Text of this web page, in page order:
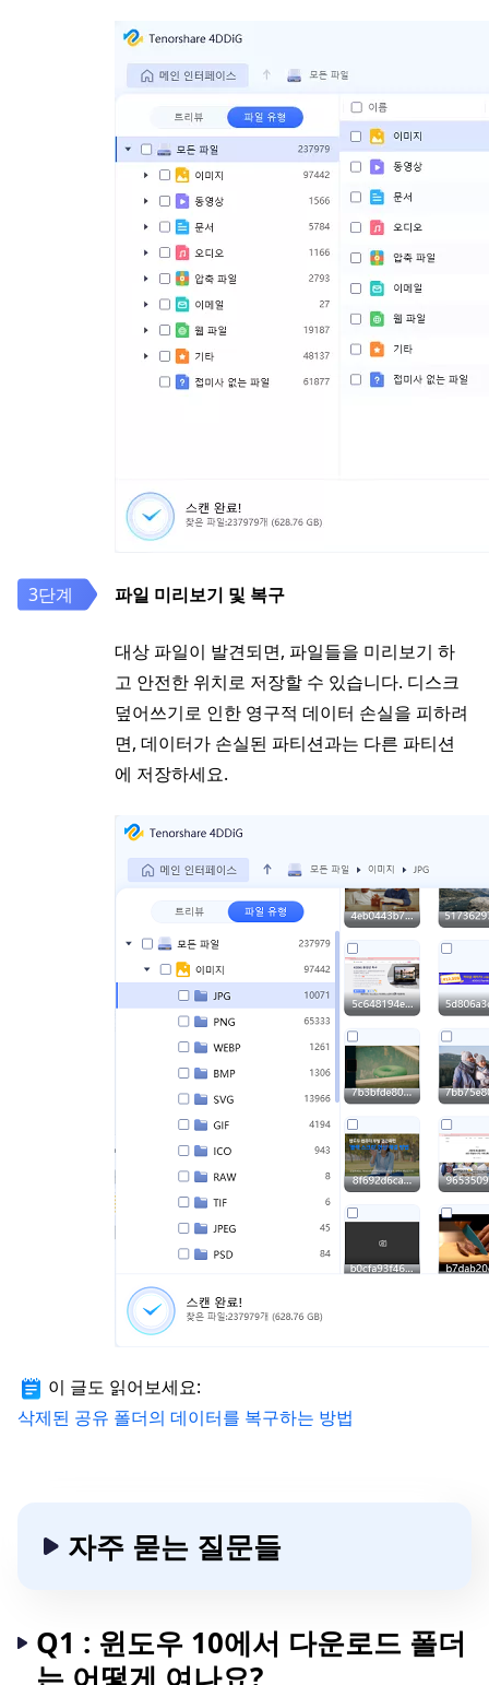
파일 미리보기 및 복구
대상 파일이 발견되면, 파일들을 미리보기 하
고 안전한 위치로 저장할 수 있습니다. 디스크
덮어쓰기로 인한 영구적 데이터 손실을 피하려
면, 데이터가 손실된 파티션과는 다른 파티션
에 저장하세요.
이 글도 읽어보세요:
삭제된 공유 폴더의 데이터를 복구하는 방법
자주 묻는 질문들
Q1 : 윈도우 10에서 다운로드 폴더